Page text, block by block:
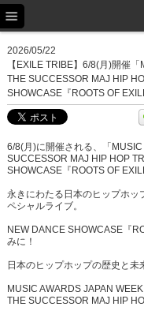
2026/05/22
【EXILE TRIBE】6/8(月)開催
THE SUCCESSOR MAJ HIP
SHOWCASE『ROOTS OF
6/8(月)に開催される、「
SUCCESSOR MAJ HIP HOP
SHOWCASE『ROOTS OF
永きにわたる日本のヒップホッ
ペシャルライブ。
NEW DANCE SHOWCASE『
みに！
日本のヒップホップの歴史と未
MUSIC AWARDS JAPAN
THE SUCCESSOR MAJ HIP
NEWS
SCHEDULE
PROFILE
EX FAMILY